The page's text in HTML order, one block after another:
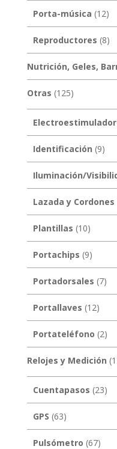
Porta-música (12)
Reproductores (8)
Nutrición, Geles,
Otras (125)
Identificación (9)
Iluminación/
Lazada y Cordones
Plantillas (10)
Portachips (9)
Portadorsales (7)
Portallaves (12)
Portateléfono (2)
Relojes y Medición
Cuentapasos (23)
GPS (63)
Pulsómetro (67)